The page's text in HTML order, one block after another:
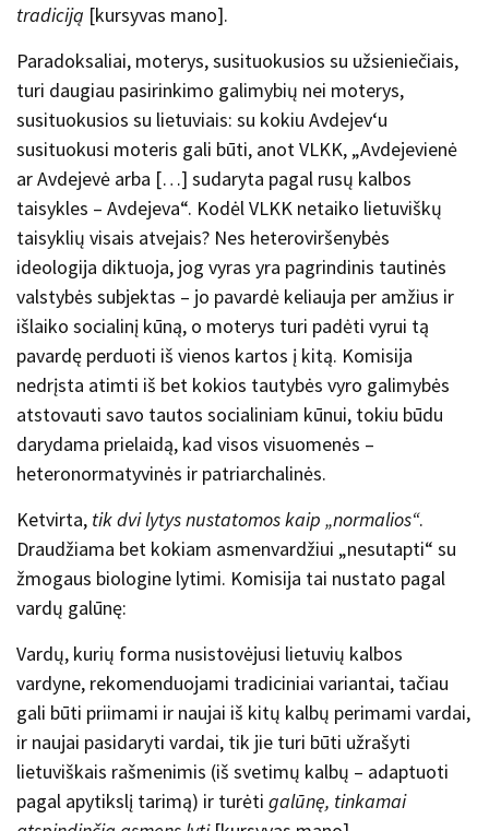
tradiciją [kursyvas mano].
Paradoksaliai, moterys, susituokusios su užsieniečiais,
turi daugiau pasirinkimo galimybių nei moterys,
susituokusios su lietuviais: su kokiu Avdejev‘u
susituokusi moteris gali būti, anot VLKK, „Avdejevienė
ar Avdejevė arba […] sudaryta pagal rusų kalbos
taisykles – Avdejeva“. Kodėl VLKK netaiko lietuviškų
taisyklių visais atvejais? Nes heteroviršenybės
ideologija diktuoja, jog vyras yra pagrindinis tautinės
valstybės subjektas – jo pavardė keliauja per amžius ir
išlaiko socialinį kūną, o moterys turi padėti vyrui tą
pavardę perduoti iš vienos kartos į kitą. Komisija
nedrįsta atimti iš bet kokios tautybės vyro galimybės
atstovauti savo tautos socialiniam kūnui, tokiu būdu
darydama prielaidą, kad visos visuomenės –
heteronormatyvinės ir patriarchalinės.
Ketvirta, tik dvi lytys nustatomos kaip „normalios“.
Draudžiama bet kokiam asmenvardžiui „nesutapti“ su
žmogaus biologine lytimi. Komisija tai nustato pagal
vardų galūnę:
Vardų, kurių forma nusistovėjusi lietuvių kalbos
vardyne, rekomenduojami tradiciniai variantai, tačiau
gali būti priimami ir naujai iš kitų kalbų perimami vardai,
ir naujai pasidaryti vardai, tik jie turi būti užrašyti
lietuviškais rašmenimis (iš svetimų kalbų – adaptuoti
pagal apytikslį tarimą) ir turėti galūnę, tinkamai